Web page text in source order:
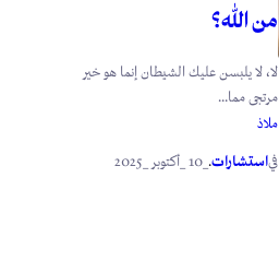
من الله؟
لا، لا يلبسن عليك الشيطان إنما هو خير
مرتجى مما...
ملاذ
فياستشارات. _10 _أكتوبر _2025